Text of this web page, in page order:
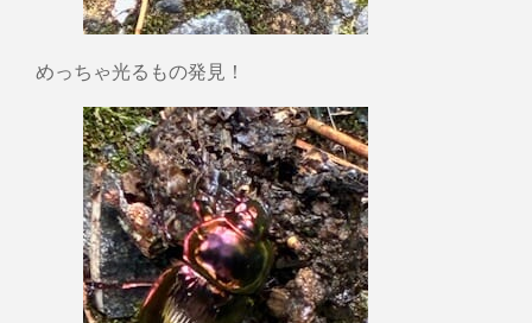
めっちゃ光るもの発見！